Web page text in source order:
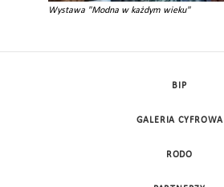
Wystawa "Modna w każdym wieku"
BIP
GALERIA CYFROWA
RODO